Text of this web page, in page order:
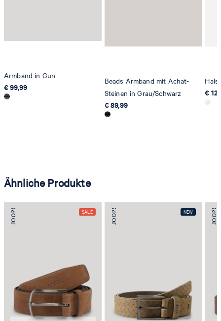
Armband in Gun
€ 99,99
Beads Armband mit Achat-
Steinen in Grau/Schwarz
€ 89,99
€
Ähnliche Produkte